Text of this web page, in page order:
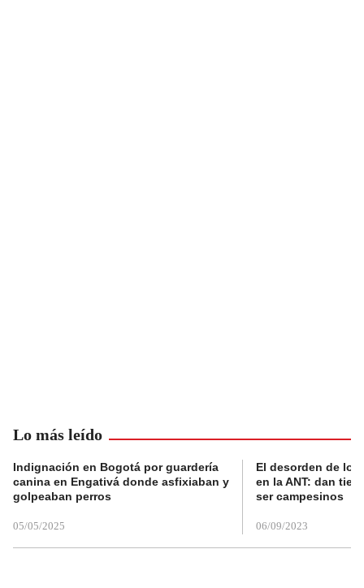
Lo más leído
Indignación en Bogotá por guardería
canina en Engativá donde asfixiaban y
golpeaban perros
05/05/2025
El desorden de
en la ANT: dan
ser campesinos
06/09/2023